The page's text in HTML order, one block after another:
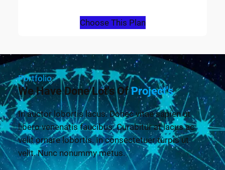
Choose This Plan
Portfolio
We Have Done Lot's OfProject's
In auctor lobortis lacus. Donec vitae sapien ut
libero venenatis faucibus. Curabitur at lacus ac
velit ornare lobortis. In consectetuer turpis ut
velit. Nunc nonummy metus.